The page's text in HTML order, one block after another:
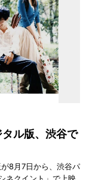
ル版、渋谷で
8月7日から、渋谷パ